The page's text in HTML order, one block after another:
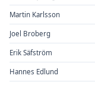
Martin Karlsson
Joel Broberg
Erik Säfström
Hannes Edlund